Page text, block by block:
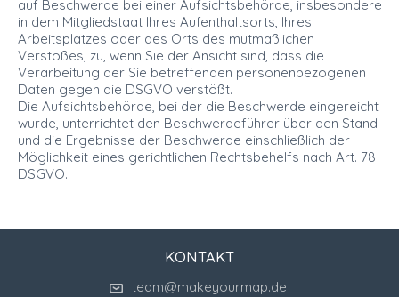
auf Beschwerde bei einer Aufsichtsbehörde, insbesondere
in dem Mitgliedstaat Ihres Aufenthaltsorts, Ihres
Arbeitsplatzes oder des Orts des mutmaßlichen
Verstoßes, zu, wenn Sie der Ansicht sind, dass die
Verarbeitung der Sie betreffenden personenbezogenen
Daten gegen die DSGVO verstößt.
Die Aufsichtsbehörde, bei der die Beschwerde eingereicht
wurde, unterrichtet den Beschwerdeführer über den Stand
und die Ergebnisse der Beschwerde einschließlich der
Möglichkeit eines gerichtlichen Rechtsbehelfs nach Art. 78
DSGVO.
KONTAKT
team@makeyourmap.de